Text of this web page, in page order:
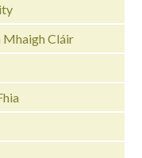
Mhaigh Cláir